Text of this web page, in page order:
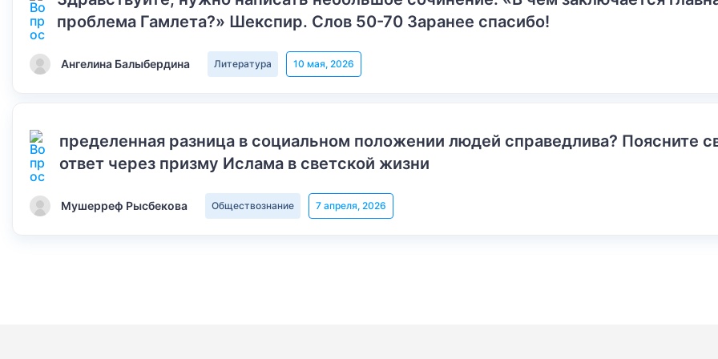
проблема Гамлета?» Шекспир. Слов 50-70 Заранее спасибо!
Ангелина Балыбердина Литература 10 мая, 2026
пределенная разница в социальном положении людей справедлива? Поясните
ответ через призму Ислама в светской жизни
Мушерреф Рысбекова Обществознание 7 апреля, 2026